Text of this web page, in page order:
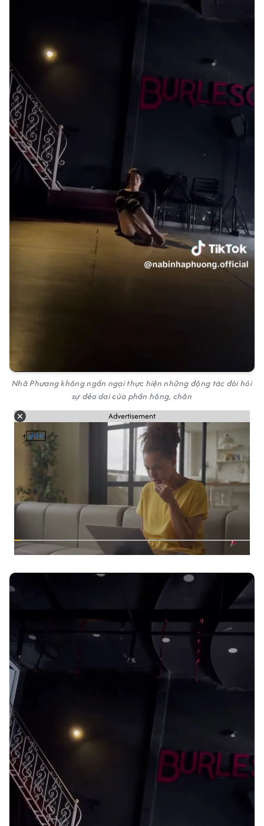
Nhã Phương không ngần ngại thực hiện những động tác đòi hỏi
sự dẻo dai của phần hông, chân
Advertisement